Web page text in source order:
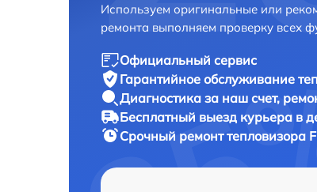
Используем оригинальные или
ремонта выполняем проверку всех
Официальный сервис
Гарантийное обслуживание
Диагностика за наш счет,
Бесплатный выезд курьера в
Срочный ремонттепловизора